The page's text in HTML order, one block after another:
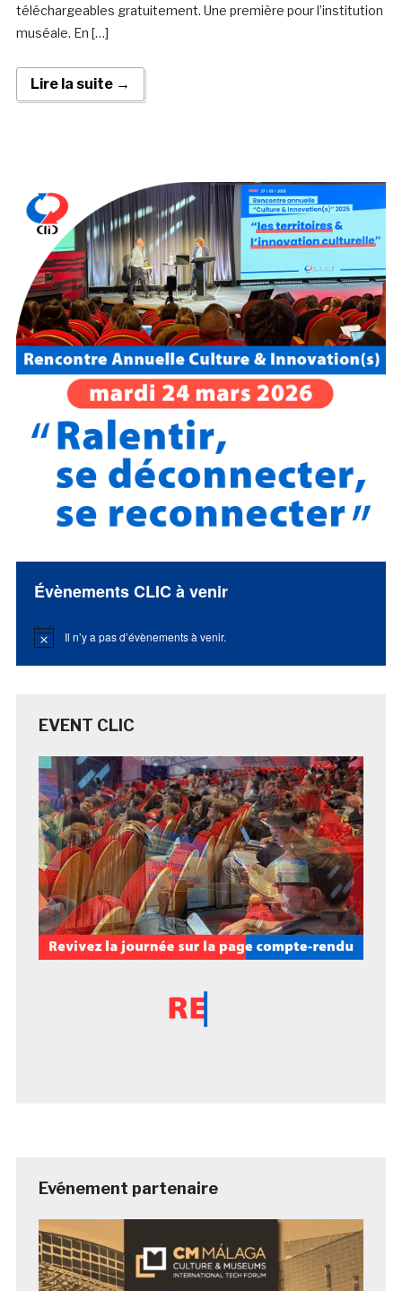
téléchargeables gratuitement. Une première pour l’institution
muséale. En […]
Lire la suite →
Évènements CLIC à venir
Notice Il n’y a pas d’évènements à venir.
EVENT CLIC
Evénement partenaire